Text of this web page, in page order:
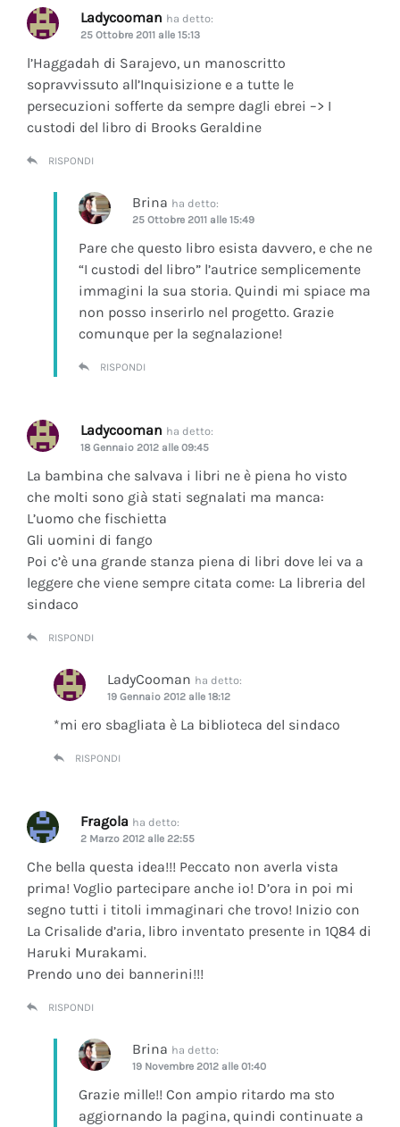
Ladycooman ha detto:
25 Ottobre 2011 alle 15:13
l’Haggadah di Sarajevo, un manoscritto
sopravvissuto all’Inquisizione e a tutte le
persecuzioni sofferte da sempre dagli ebrei –> I
custodi del libro di Brooks Geraldine
RISPONDI
Brina ha detto:
25 Ottobre 2011 alle 15:49
Pare che questo libro esista davvero, e che ne
“I custodi del libro” l’autrice semplicemente
immagini la sua storia. Quindi mi spiace ma
non posso inserirlo nel progetto. Grazie
comunque per la segnalazione!
RISPONDI
Ladycooman ha detto:
18 Gennaio 2012 alle 09:45
La bambina che salvava i libri ne è piena ho visto
che molti sono già stati segnalati ma manca:
L’uomo che fischietta
Gli uomini di fango
Poi c’è una grande stanza piena di libri dove lei va a
leggere che viene sempre citata come: La libreria del
sindaco
RISPONDI
LadyCooman ha detto:
19 Gennaio 2012 alle 18:12
*mi ero sbagliata è La biblioteca del sindaco
RISPONDI
Fragola ha detto:
2 Marzo 2012 alle 22:55
Che bella questa idea!!! Peccato non averla vista
prima! Voglio partecipare anche io! D’ora in poi mi
segno tutti i titoli immaginari che trovo! Inizio con
La Crisalide d’aria, libro inventato presente in 1Q84 di
Haruki Murakami.
Prendo uno dei bannerini!!!
RISPONDI
Brina ha detto:
19 Novembre 2012 alle 01:40
Grazie mille!! Con ampio ritardo ma sto
aggiornando la pagina, quindi continuate a